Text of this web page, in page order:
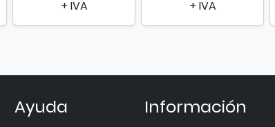
+ IVA + IVA
Ayuda Información